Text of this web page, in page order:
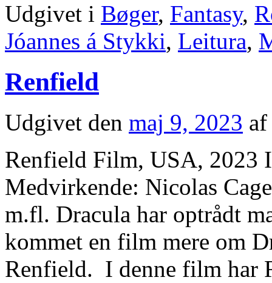
Udgivet i Bøger, Fantasy,
Jóannes á Stykki, Leitura,
Renfield
Udgivet den maj 9, 2023 af
Renfield Film, USA, 2023
Medvirkende: Nicolas
m.fl. Dracula har optrådt
kommet en film mere om
Renfield. I denne film